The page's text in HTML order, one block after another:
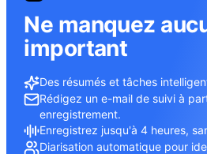
Ne manquez
important
Des résumés et tâches
Rédigez un e-mail de suivi à
enregistrement.
Enregistrez jusqu'à 4 heures,
Diarisation automatique pour